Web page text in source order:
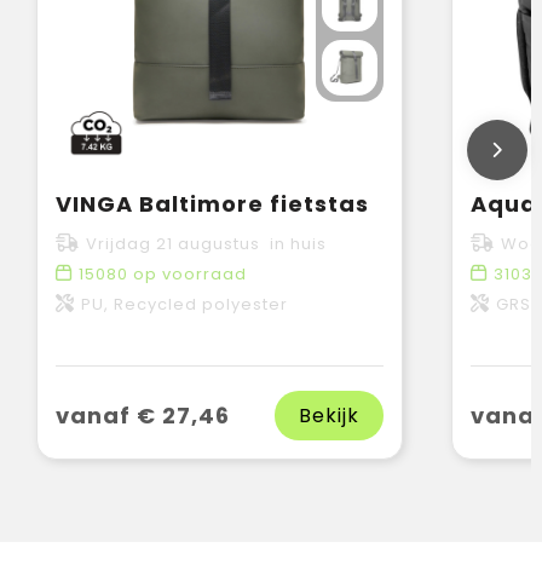
VINGA Baltimore fietstas
Vrijdag 21 augustus in huis
15080 op voorraad
PU, Recycled polyester
vanaf € 27,46 Bekijk
3103
GRS-